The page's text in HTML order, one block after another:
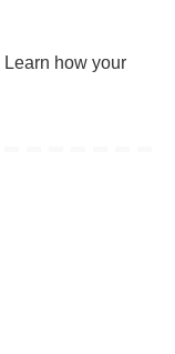
Learn how your